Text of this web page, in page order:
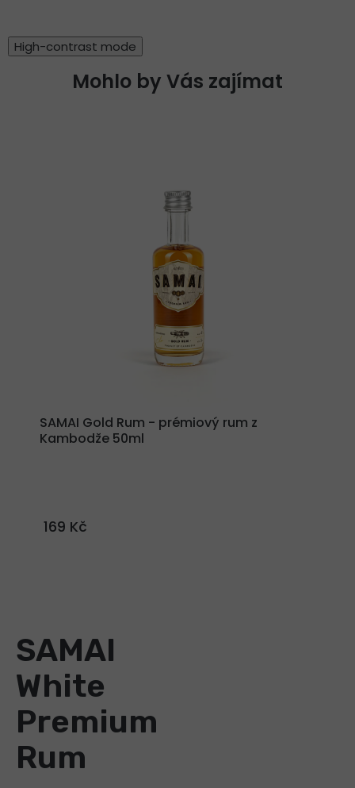
High-contrast mode
Mohlo by Vás zajímat
SAMAI Gold Rum - prémiový rum z
Kambodže 50ml
169 Kč
SAMAI
White
Premium
Rum